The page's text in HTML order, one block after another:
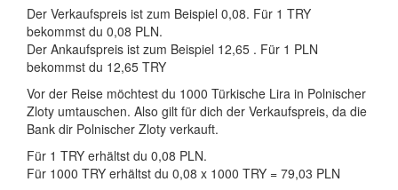
Der Verkaufspreis ist zum Beispiel 0,08. Für 1 TRY
bekommst du 0,08 PLN.
Der Ankaufspreis ist zum Beispiel 12,65 . Für 1 PLN
bekommst du 12,65 TRY
Vor der Reise möchtest du 1000 Türkische Lira in Polnischer
Zloty umtauschen. Also gilt für dich der Verkaufspreis, da die
Bank dir Polnischer Zloty verkauft.
Für 1 TRY erhältst du 0,08 PLN.
Für 1000 TRY erhältst du 0,08 x 1000 TRY = 79,03 PLN